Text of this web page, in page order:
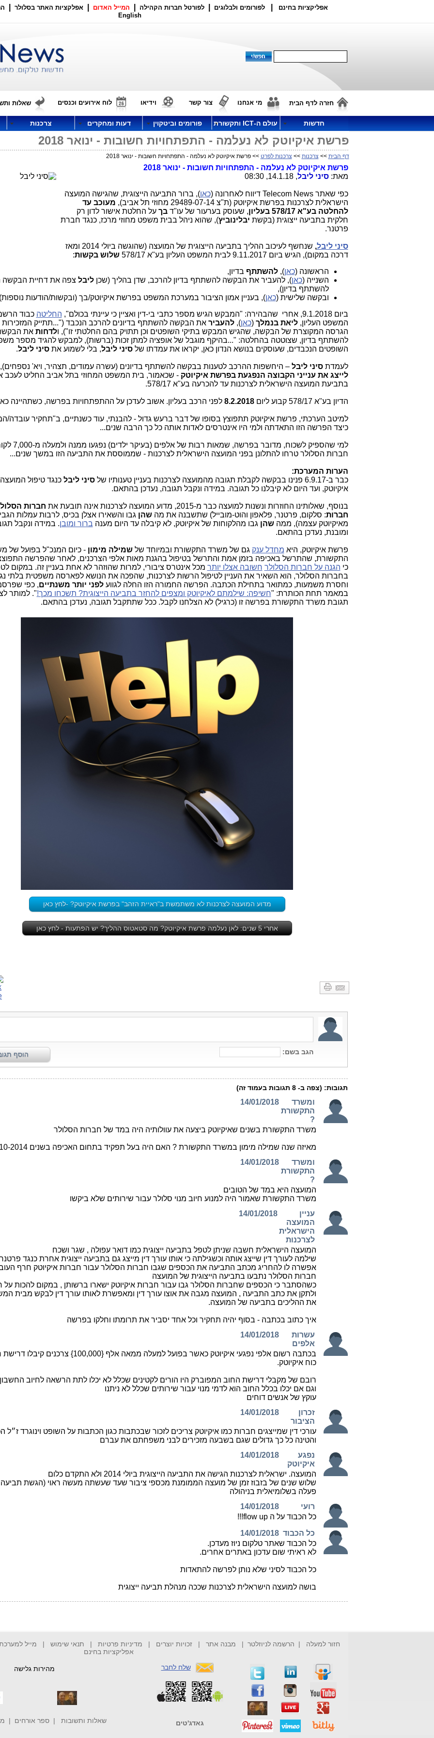
אפליקציות בחינם לפורומים ולבלוגים לפורטל חברות הקהילה המייל האדום אפלקציות האתר בסלולר
English
חזרה לדף הבית מי אנחנו צור קשר וידיאו לוח אירועים וכנסים שאלות
חדשות עולם ה-ICT ותקשורת פורומים וביטקוין דעות ומחקרים צרכנות
פרשת איקיוטק לא נעלמה - התפתחויות חשובות - ינואר 2018
דף הבית >> צרכנות >> צרכנות לפרט >> פרשת איקיוטק לא נעלמה - התפתחויות חשובות - ינואר 2018
פרשת איקיוטק לא נעלמה - התפתחויות חשובות - ינואר 2018
מאת:סיני ליבל, 14.1.18, 08:30
כפי שאתרTelecom News דיווח לאחרונה (כאן), ברור התביעה הייצוגית, שהגישה המועצה
הישראלית לצרכנות בפרשת איקיוטק (ת"צ 29489-07-14 מחוזי תל אביב),
מעוכב עד
להחלטה בע"א 578/17 בעליון
, שעוסק בערעור של עו"דבך על החלטת אישור לדון רק
חלקית בתביעה ייצוגית (בקשת יבלינוביץ), שהוא ניהל בבית משפט מחוזי מרכז, כנגד חברת
פרטנר.
סיני ליבל,
שנחשף לעיכוב ההליך בתביעה הייצוגית של המועצה (שהוגשה ביולי 2014 ומאז
דרכה במקום), הגיש ביום 9.11.2017 לבית המשפט העליון בע"א 578/17
שלוש בקשות:
הראשונה (כאן),להשתתף בדיון,
השנייה (כאן), להעביר את הבקשה להשתתף בדיון להרכב, שדן בהליך (שכןליבל צפה את דחיית הבקשה
להשתתף בדיון),
ובקשה שלישית (כאן), בעניין אמון הציבור במערכת המשפט בפרשת איקיוטק/בך (ובקשות/הודעות
ביום 9.1.2018, אחרי שהבהירה: "המבקש הגיש מספר כתבי בי-דין ואציין כי עיינתי בכולם",
החליטה כבוד
המשפט העליון,ליאת בנמלך (כאן),להעביר את הבקשה להשתתף בדיונים להרכב הנכבד ("...תתייק
הגרסה המקוצרת של הבקשה, שהגיש המבקש בתיקי השופטים וכן תתויק בהם החלטתי זו"), ולדחות את
להשתתף בדיון, שצוטטה בהחלטה: "...בהיקף מוגבל של אופציה למתן זכות (ברשות), למבקש להגיד מספר
השופטים הנכבדים, שעוסקים בנושא הנדון כאן, יקראו את עמדתו שלסיני ליבל, בלי לשמוע אתסיני ליבל.
לעמדתסיני ליבל – היחשפות ההרכב לטענות בבקשה להשתתף בדיונים (עשרה עמודים, תצהיר, ויא'
לייצג את ענייני הקבוצה הנפגעת בפרשת איקיוטק - שכאמור, בית המשפט המחוזי בתל אביב החליט לעכב
בתביעת המועצה הישראלית לצרכנות עד להכרעה בע"א 578/17.
הדיון בע"א 578/17 קבוע ליום 8.2.2018 לפני הרכב בעליון. אשוב לעדכן על ההתפתחויות בפרשה, כשתהיינה
למיטב הערכתי, פרשת איקיוטק תתפוצץ בסופו של דבר ברעש גדול - להבנתי, עוד כשנתיים, ב"תחקיר עובדה/
כיצד הפרשה הזו התאדתה ולמי היו אינטרסים לאדות אותה כל כך הרבה שנים...
למי שהספיק לשכוח,
חברות הסלולר טרחו להתלונן בפני המועצה הישראלית לצרכנות - שממוססת את התביעה הזו במשך שנים...
הערות המערכת:
כבר ב-6.9.17 פנינו בבקשה לקבלת תגובה מהמועצה לצרכנות בעניין טענותיו של
סיני ליבל כנגד טיפול
איקיוטק, ועד היום לא קיבלנו כל תגובה. במידה ונקבל תגובה, נעדכן בהתאם.
בנוסף, שאלותינו החוזרות ונשנות למועצה כבר מ-2015, מדוע המועצה לצרכנות אינה תובעת את חברות
חברות: סלקום, פרטנר, פלאפון והוט-מובייל) שתשבנה את מהשהן גבו והשאירו אצלן בכיס, לרבות עמלות
מאיקיוטק עצמה), ממהשהן גבו מהלקוחות של איקיוטק, לא קיבלה עד היום מענה ברור ומובן. במידה ונקבל
ומובנת, נעדכן בהתאם.
פרשת איקיוטק, היא מחדל ענק גם של משרד התקשורת ובמיוחד שלשמילה מימון - כיום המנכ"ל בפועל של
התקשורת, שהתרשל באכיפה בזמן אמת והתרשל בטיפול בהגנת מאות אלפי הצרכנים, לאחר שהפרשה
כי הגנה על חברות הסלולר חשובה אצלו יותר מכל אינטרס ציבורי, למרות שהוזהר לא אחת בעניין זה. במקום
בחברות הסלולר, הוא השאיר את העניין לטיפול הרשות לצרכנות, שהפכה את הנושא לפארסה משפטית בלתי
וחסרת משמעות, כמתואר בתחילת הכתבה. הפרשה החמורה הזו החלה לגוועלפני יותר משנתיים, כפי
במאמר תחת הכותרת: "חשיפה: שילמתם לאיקיוטק ומצפים להחזר בתביעה הייצוגית? תשכחו מכך!". למותר
תגובת משרד התקשורת בפרשה זו (כרגיל) לא הצלחנו לקבל. ככל שתתקבל תגובה, נעדכן בהתאם.
מדוע המועצה לצרכנות לא משתמשת ב"ראיית הזהב" בפרשת איקיוטק? -לחץ כאן
אחרי 5 שנים: לאן נעלמה פרשת איקיוטק? מה סטאטוס ההליך? יש הפתעות - לחץ כאן
חזור למעלה | הרשמה לניוזלטר | מבנה אתר |זכויות יוצרים | מדיניות פרטיות | תנאי שימוש | מייל
אפליקציות בחינם
שלח לחבר
גאדג'טים
מהירות גלישה
שאלות ותשובות |ספר אורחים |